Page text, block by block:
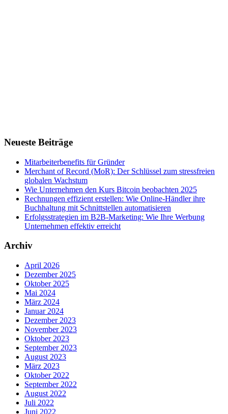
Neueste Beiträge
Mitarbeiterbenefits für Gründer
Merchant of Record (MoR): Der Schlüssel zum stressfreien
globalen Wachstum
Wie Unternehmen den Kurs Bitcoin beobachten 2025
Rechnungen effizient erstellen: Wie Online-Händler ihre
Buchhaltung mit Schnittstellen automatisieren
Erfolgsstrategien im B2B-Marketing: Wie Ihre Werbung
Unternehmen effektiv erreicht
Archiv
April 2026
Dezember 2025
Oktober 2025
Mai 2024
März 2024
Januar 2024
Dezember 2023
November 2023
Oktober 2023
September 2023
August 2023
März 2023
Oktober 2022
September 2022
August 2022
Juli 2022
Juni 2022